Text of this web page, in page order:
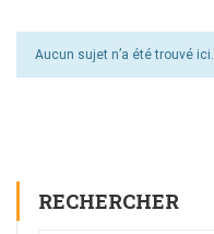
Aucun sujet n’a été trouvé ici.
RECHERCHER